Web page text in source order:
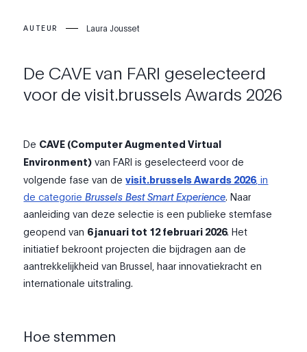
AUTEUR Laura Jousset
De CAVE van FARI geselecteerd
voor de visit.brussels Awards 2026
De CAVE (Computer Augmented Virtual
Environment) van FARI is geselecteerd voor de
volgende fase van devisit.brussels Awards 2026, in
de categorieBrussels Best Smart Experience. Naar
aanleiding van deze selectie is een publieke stemfase
geopend van 6 januari tot 12 februari 2026. Het
initiatief bekroont projecten die bijdragen aan de
aantrekkelijkheid van Brussel, haar innovatiekracht en
internationale uitstraling.
Hoe stemmen